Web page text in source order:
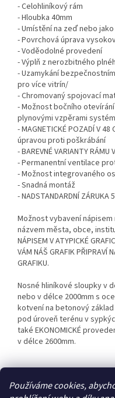
Používáme cookies,
- Celohliníkový rám
- Hloubka 40mm
- Umístění na zeď nebo
- Povrchová úprava
- Voděodolné provedení
- Výplň z nerozbitného
- Uzamykání
pro více vitrín/
- Chromovaný spojovací
- Možnost bočního
plynovými vzpěrami
- MAGNETICKÉ POZADÍ V
úpravou proti poškrábání
- BAREVNÉ VARIANTY RÁMU
- Permanentní ventilace
- Možnost integrovaného
- Snadná montáž
- NADSTANDARDNÍ
Možnost vybavení nápisem
názvem města, obce,
NÁPISEM V ATYPICKÉ
VÁM NÁŠ GRAFIK PŘIPRAVÍ
GRAFIKU.
Nosné hliníkové sloupky v
nebo v délce 2000mm s
kotvení na betonový
pod úroveň terénu v
také EKONOMICKÉ
v délce 2600mm.